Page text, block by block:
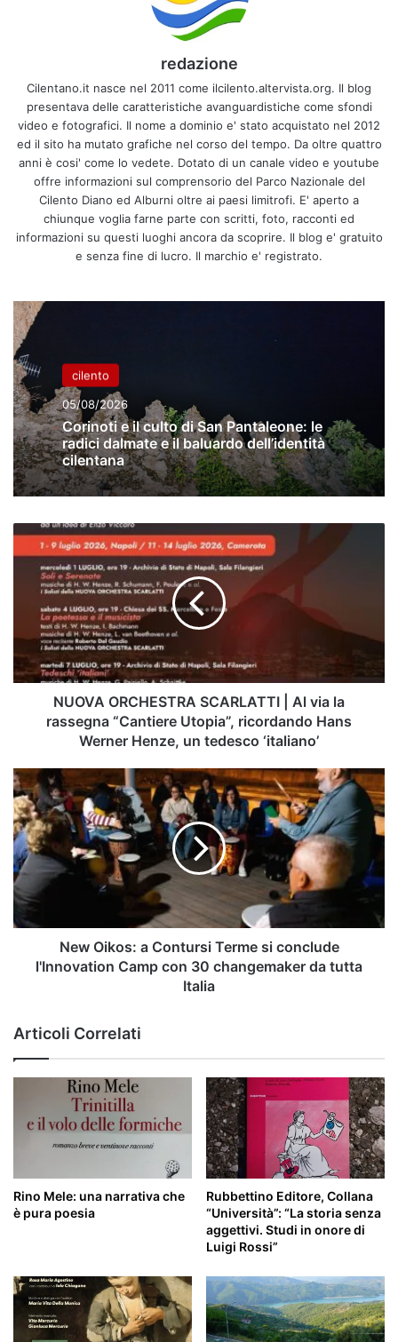
redazione
Cilentano.it nasce nel 2011 come ilcilento.altervista.org. Il blog
presentava delle caratteristiche avanguardistiche come sfondi
video e fotografici. Il nome a dominio e' stato acquistato nel 2012
ed il sito ha mutato grafiche nel corso del tempo. Da oltre quattro
anni è cosi' come lo vedete. Dotato di un canale video e youtube
offre informazioni sul comprensorio del Parco Nazionale del
Cilento Diano ed Alburni oltre ai paesi limitrofi. E' aperto a
chiunque voglia farne parte con scritti, foto, racconti ed
informazioni su questi luoghi ancora da scoprire. Il blog e' gratuito
e senza fine di lucro. Il marchio e' registrato.
cilento
05/08/2026
Corinoti e il culto di San Pantaleone: le
radici dalmate e il baluardo dell’identità
cilentana
NUOVA
ORCHESTRA
SCARLATTI
rassegna
“Cantiere
Utopia”,
ricordando
Henze,
un
tedesco
‘italiano’
NUOVA ORCHESTRA SCARLATTI | Al via la
rassegna “Cantiere Utopia”, ricordando Hans
Werner Henze, un tedesco ‘italiano’
New
Oikos:
a
Contursi
Terme
si
conclude
l'Innovation
Camp
Italia
New Oikos: a Contursi Terme si conclude
l'Innovation Camp con 30 changemaker da tutta
Italia
Articoli Correlati
Rino Mele: una narrativa che
è pura poesia
Rubbettino Editore, Collana
“Università”: “La storia senza
aggettivi. Studi in onore di
Luigi Rossi”